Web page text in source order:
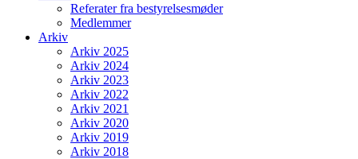
Referater fra bestyrelsesmøder
Medlemmer
Arkiv
Arkiv 2025
Arkiv 2024
Arkiv 2023
Arkiv 2022
Arkiv 2021
Arkiv 2020
Arkiv 2019
Arkiv 2018